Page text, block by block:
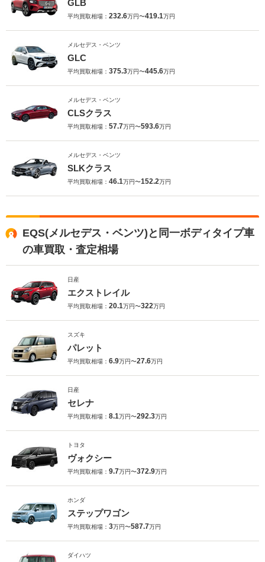
GLB
平均買取相場： 232.6万円〜419.1万円
メルセデス・ベンツ
GLC
平均買取相場： 375.3万円〜445.6万円
メルセデス・ベンツ
CLSクラス
平均買取相場： 57.7万円〜593.6万円
メルセデス・ベンツ
SLKクラス
平均買取相場： 46.1万円〜152.2万円
EQS(メルセデス・ベンツ)と同一ボディタイプ車
の車買取・査定相場
日産
エクストレイル
平均買取相場： 20.1万円〜322万円
スズキ
パレット
平均買取相場： 6.9万円〜27.6万円
日産
セレナ
平均買取相場： 8.1万円〜292.3万円
トヨタ
ヴォクシー
平均買取相場： 9.7万円〜372.9万円
ホンダ
ステップワゴン
平均買取相場： 3万円〜587.7万円
ダイハツ